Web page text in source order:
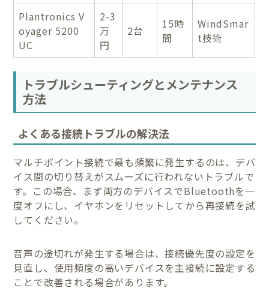
Plantronics V
oyager 5200
UC
2-3
万
円
2台
15時
間
WindSmar
t技術
トラブルシューティングとメンテナンス
方法
よくある接続トラブルの解決法
マルチポイント接続で最も頻繁に発生するのは、デバ
イス間の切り替えがスムーズに行われないトラブルで
す。この場合、まず両方のデバイスでBluetoothを一
度オフにし、イヤホンをリセットしてから再接続を試
してください。
音声の途切れが発生する場合は、接続優先度の設定を
見直し、使用頻度の高いデバイスを主接続に設定する
ことで改善される場合があります。